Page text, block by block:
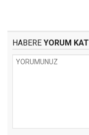
HABERE YORUM KAT